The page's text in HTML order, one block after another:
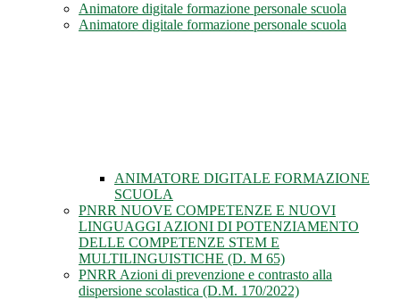
Animatore digitale formazione personale scuola
Animatore digitale formazione personale scuola
ANIMATORE DIGITALE FORMAZIONE
SCUOLA
PNRR NUOVE COMPETENZE E NUOVI
LINGUAGGI AZIONI DI POTENZIAMENTO
DELLE COMPETENZE STEM E
MULTILINGUISTICHE (D. M 65)
PNRR Azioni di prevenzione e contrasto alla
dispersione scolastica (D.M. 170/2022)